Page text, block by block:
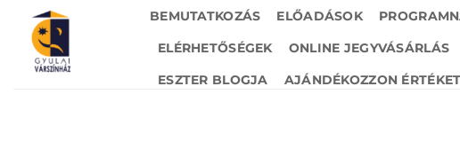
content
BEMUTATKOZÁS ELŐADÁSOK
ELÉRHETŐSÉGEK
ONLINE JEGYVÁSÁRLÁS
ESZTER BLOGJA
AJÁNDÉKOZZON